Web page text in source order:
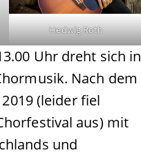
Hedwig Roth
Uhr dreht sich in
Nach dem
(leider fiel
aus) mit
und